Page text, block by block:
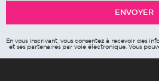
En vous inscrivant, vous consentez à recevoir des
et ses partenaires par voie électronique. Vous